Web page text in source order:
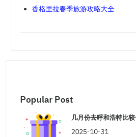
香格里拉春季旅游攻略大全
Popular Post
几月份去呼和浩特比
2025-10-31